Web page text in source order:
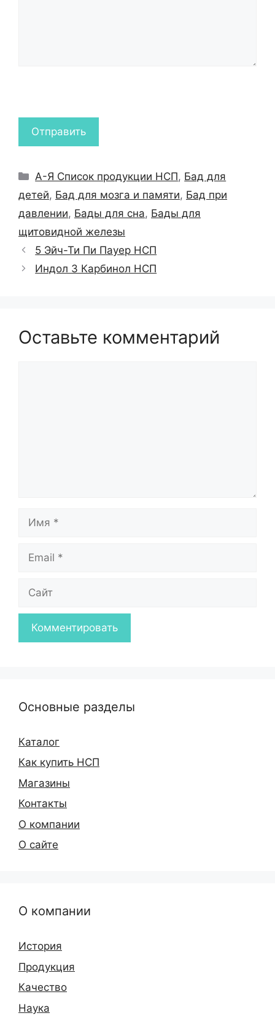
Рубрики
А-Я Список продукции НСП, Бад для
детей, Бад для мозга и памяти, Бад при
давлении, Бады для сна, Бады для
щитовидной железы
5 Эйч-Ти Пи Пауер НСП
Индол 3 Карбинол НСП
Оставьте комментарий
Основные разделы
Каталог
Как купить НСП
Магазины
Контакты
О компании
О сайте
О компании
История
Продукция
Качество
Наука